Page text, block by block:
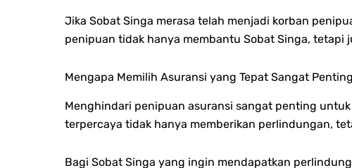
Jika Sobat Singa merasa telah menjadi korban
penipuan tidak hanya membantu Sobat Singa, tetapi
Mengapa Memilih Asuransi yang Tepat Sangat
Menghindari penipuan asuransi sangat penting
terpercaya tidak hanya memberikan perlindungan,
Bagi Sobat Singa yang ingin mendapatkan